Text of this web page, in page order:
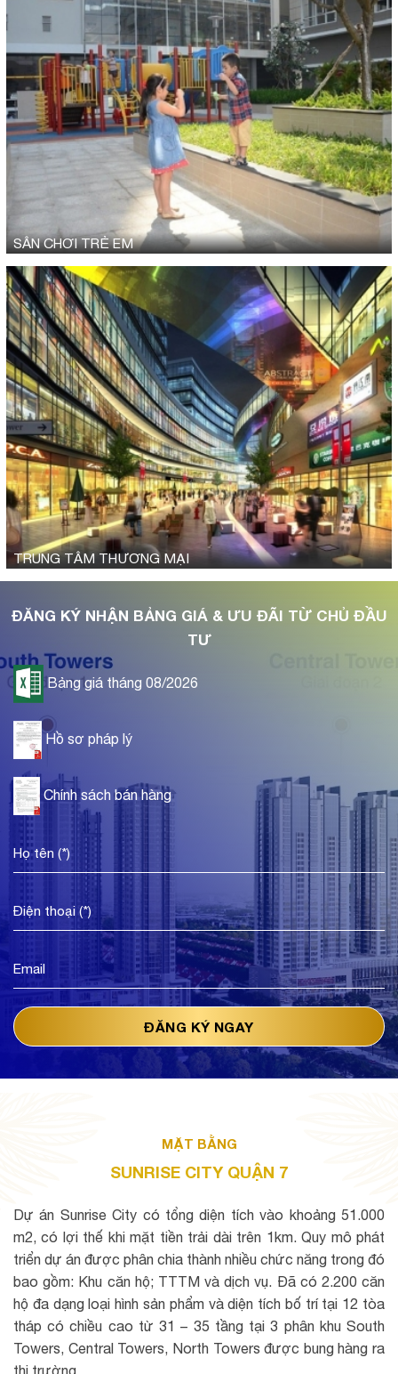
SÂN CHƠI TRẺ EM
TRUNG TÂM THƯƠNG MẠI
ĐĂNG KÝ NHẬN BẢNG GIÁ & ƯU ĐÃI TỪ CHỦ ĐẦU
TƯ
Bảng giá tháng 08/2026
Hồ sơ pháp lý
Chính sách bán hàng
MẶT BẰNG
SUNRISE CITY QUẬN 7
Dự án Sunrise City có tổng diện tích vào khoảng 51.000
m2, có lợi thế khi mặt tiền trải dài trên 1km. Quy mô phát
triển dự án được phân chia thành nhiều chức năng trong đó
bao gồm: Khu căn hộ; TTTM và dịch vụ. Đã có 2.200 căn
hộ đa dạng loại hình sản phẩm và diện tích bố trí tại 12 tòa
tháp có chiều cao từ 31 – 35 tầng tại 3 phân khu South
Towers, Central Towers, North Towers được bung hàng ra
thị trường.